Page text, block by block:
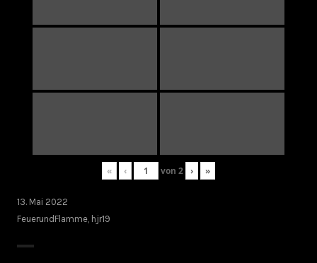
« ‹ von 2 › »
13. Mai 2022
FeuerundFlamme hjr19